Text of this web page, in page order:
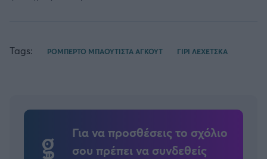
Tags: ΡΟΜΠΕΡΤΟ ΜΠΑΟΥΤΙΣΤΑ ΑΓΚΟΥΤ ΓΙΡΙ ΛΕΧΕΤΣΚΑ
Για να προσθέσεις το σχόλιο
σου πρέπει να συνδεθείς